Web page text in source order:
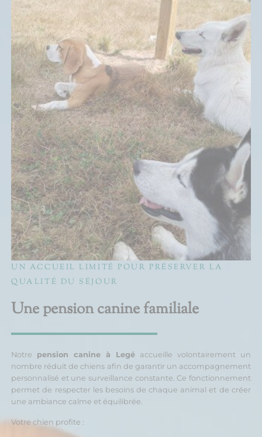
UN ACCUEIL LIMITÉ POUR PRÉSERVER LA
QUALITÉ DU SÉJOUR
Une pension canine familiale
Notre pension canine à Legéaccueille volontairement un
nombre réduit de chiens afin de garantir un accompagnement
personnalisé et une surveillance constante. Ce fonctionnement
permet de respecter les besoins de chaque animal et de créer
une ambiance calme et équilibrée.
Votre chien profite :